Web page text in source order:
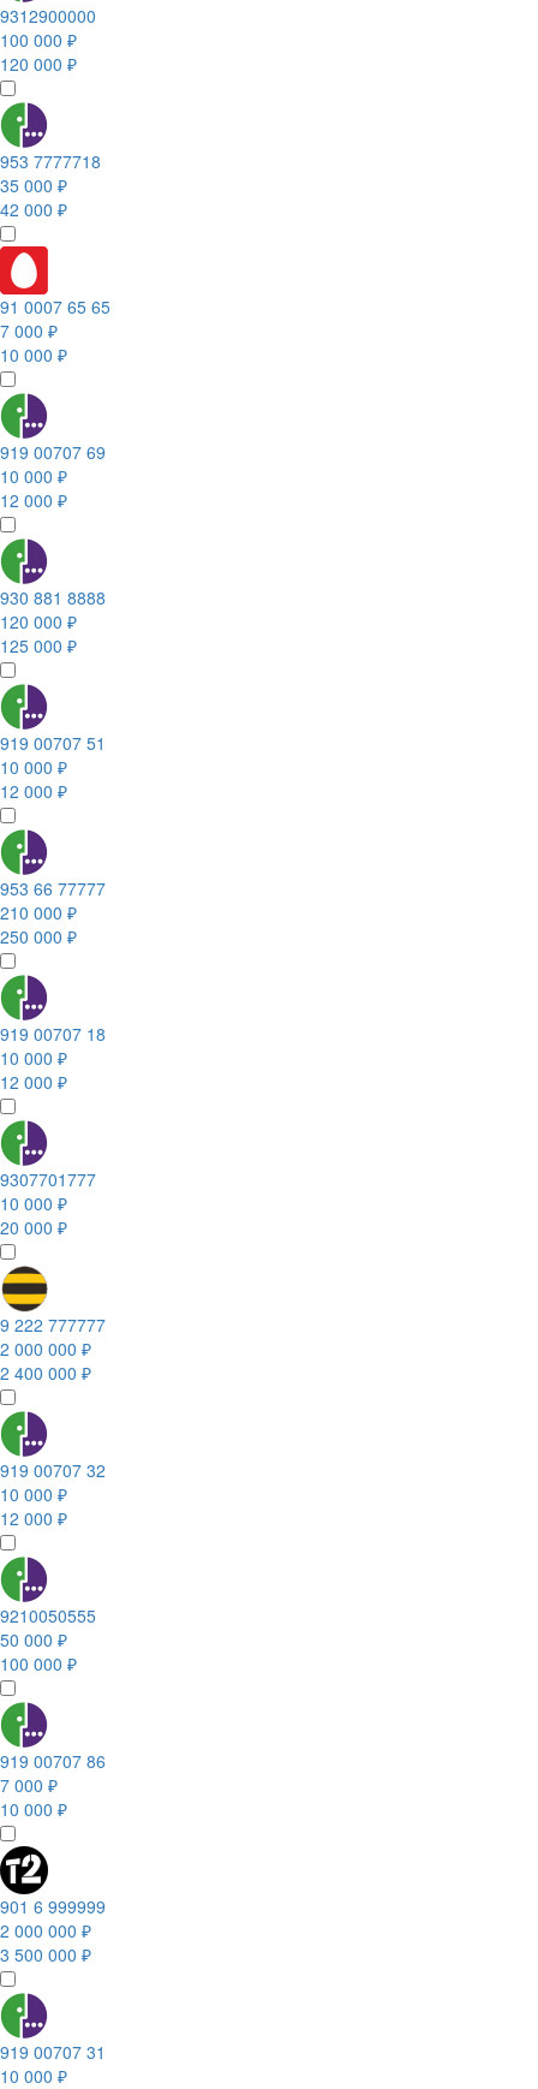
9312900000
100 000 ₽
120 000 ₽
953 7777718
35 000 ₽
42 000 ₽
91 0007 65 65
7 000 ₽
10 000 ₽
919 00707 69
10 000 ₽
12 000 ₽
930 881 8888
120 000 ₽
125 000 ₽
919 00707 51
10 000 ₽
12 000 ₽
953 66 77777
210 000 ₽
250 000 ₽
919 00707 18
10 000 ₽
12 000 ₽
9307701777
10 000 ₽
20 000 ₽
9 222 777777
2 000 000 ₽
2 400 000 ₽
919 00707 32
10 000 ₽
12 000 ₽
9210050555
50 000 ₽
100 000 ₽
919 00707 86
7 000 ₽
10 000 ₽
901 6 999999
2 000 000 ₽
3 500 000 ₽
919 00707 31
10 000 ₽